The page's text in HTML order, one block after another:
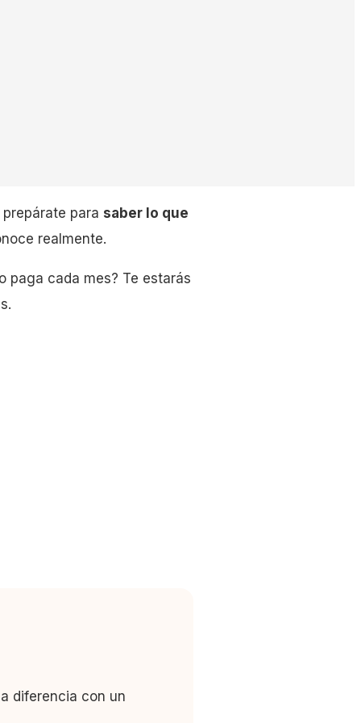
para saber lo que
realmente.
paga cada mes? Te estarás
diferencia con un